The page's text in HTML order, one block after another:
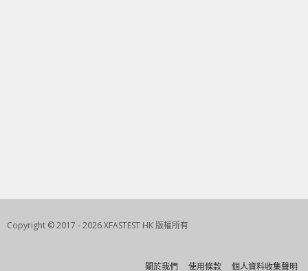
Copyright © 2017 - 2026 XFASTEST HK 版權所有
關於我們 使用條款 個人資料收集聲明